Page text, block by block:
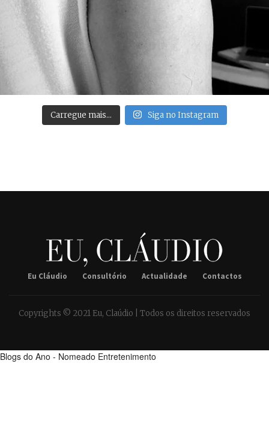
Carregue mais… Siga no Instagram
Eu Cláudio Consultório Actualidade Contactos
Copyrights © 2021 Eu, Claúdio | Todos os direitos reservados
Blogs do Ano - Nomeado Entretenimento